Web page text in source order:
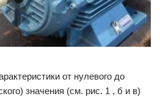
от нулевого до
значения (см. рис. 1 , б и в)